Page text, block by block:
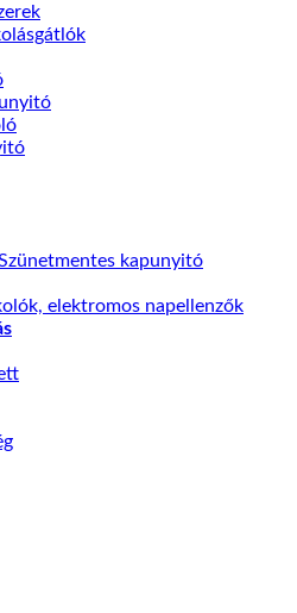
kapunyitó
elektromos napellenzők